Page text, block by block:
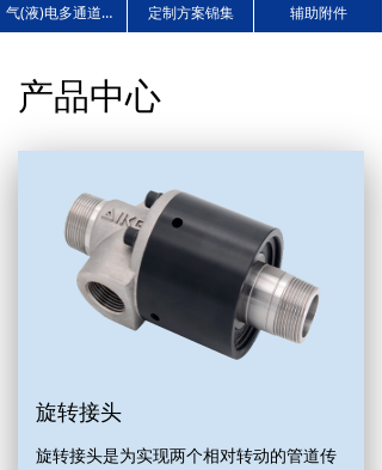
气(液)电多通道旋转接头 定制方案锦集 辅助附件
产品中心
旋转接头
旋转接头是为实现两个相对转动的管道传